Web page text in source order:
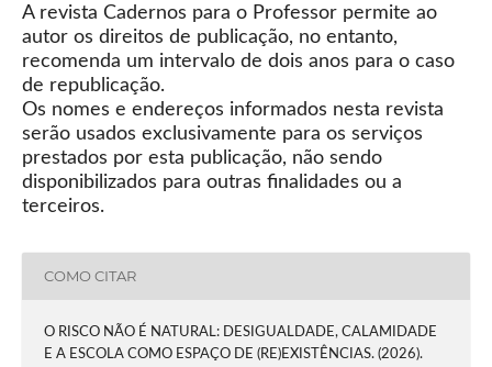
A revista Cadernos para o Professor permite ao
autor os direitos de publicação, no entanto,
recomenda um intervalo de dois anos para o caso
de republicação.
Os nomes e endereços informados nesta revista
serão usados exclusivamente para os serviços
prestados por esta publicação, não sendo
disponibilizados para outras finalidades ou a
terceiros.
COMO CITAR
O RISCO NÃO É NATURAL: DESIGUALDADE, CALAMIDADE
E A ESCOLA COMO ESPAÇO DE (RE)EXISTÊNCIAS. (2026).